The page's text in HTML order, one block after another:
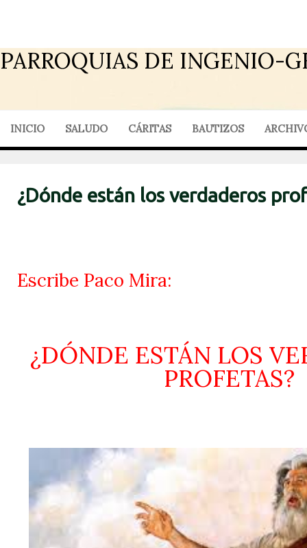
PARROQUIAS DE INGENIO-
INICIO SALUDO CÁRITAS BAUTIZOS
¿Dónde están los verdaderos
Escribe Paco Mira:
¿DÓNDE ESTÁN LOS
PROFETAS?